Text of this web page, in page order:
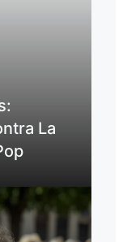
La